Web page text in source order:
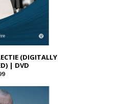
(DIGITALLY
| DVD